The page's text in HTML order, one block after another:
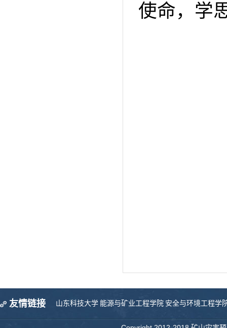
使命，学
友情链接 山东科技大学 能源与矿业工程学院 安全与环境工程学